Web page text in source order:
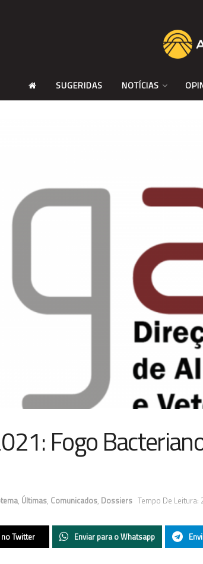
SUGERIDAS NOTÍCIAS
Fogo
, Últimas, Comunicados, Dossiers Tempo De Leitura:
Twitter Enviar para o Whatsapp